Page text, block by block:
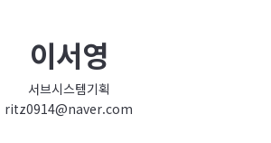
이서영
서브시스템기획
ritz0914@naver.com